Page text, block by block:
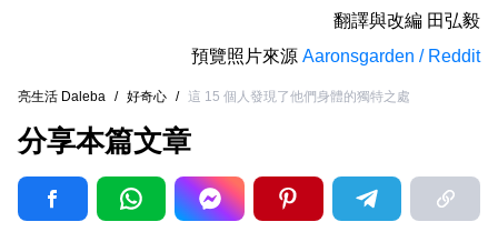
翻譯與改編 田弘毅
預覽照片來源 Aaronsgarden / Reddit
亮生活 Daleba / 好奇心 / 這 15 個人發現了他們身體的獨特之處
分享本篇文章